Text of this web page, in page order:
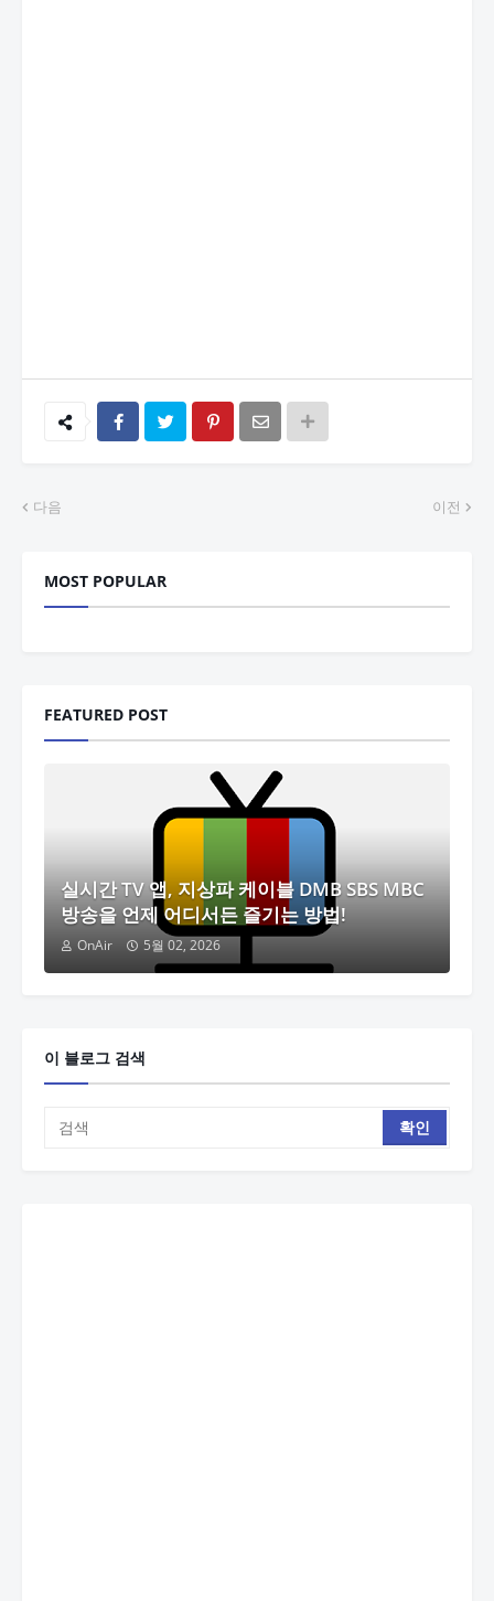
다음 이전
MOST POPULAR
FEATURED POST
실시간 TV 앱, 지상파 케이블 DMB SBS MBC
방송을 언제 어디서든 즐기는 방법!
OnAir 5월 02, 2026
이 블로그 검색